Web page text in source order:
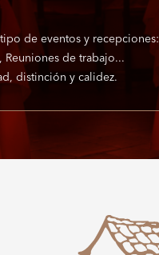
de eventos y recepciones:
Reuniones de trabajo...
distinción y calidez.